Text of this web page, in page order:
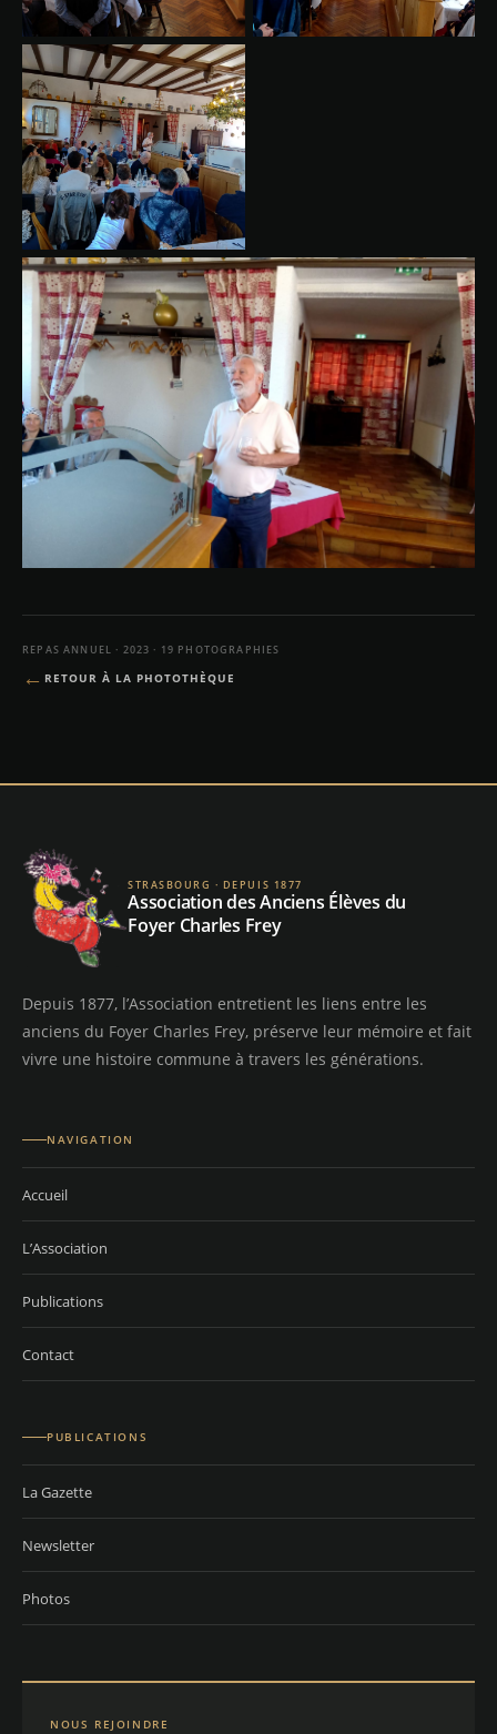
REPAS ANNUEL · 2023 · 19 PHOTOGRAPHIES
← RETOUR À LA PHOTOTHÈQUE
STRASBOURG · DEPUIS 1877
Association des Anciens Élèves du
Foyer Charles Frey
Depuis 1877, l’Association entretient les liens entre les
anciens du Foyer Charles Frey, préserve leur mémoire et fait
vivre une histoire commune à travers les générations.
NAVIGATION
Accueil
L’Association
Publications
Contact
PUBLICATIONS
La Gazette
Newsletter
Photos
NOUS REJOINDRE